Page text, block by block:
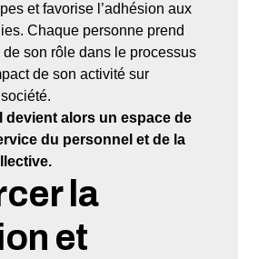
et favorise l’adhésion aux
Chaque personne prend
son rôle dans le processus
de son activité sur
devient alors un espace de
du personnel et de la
la
et